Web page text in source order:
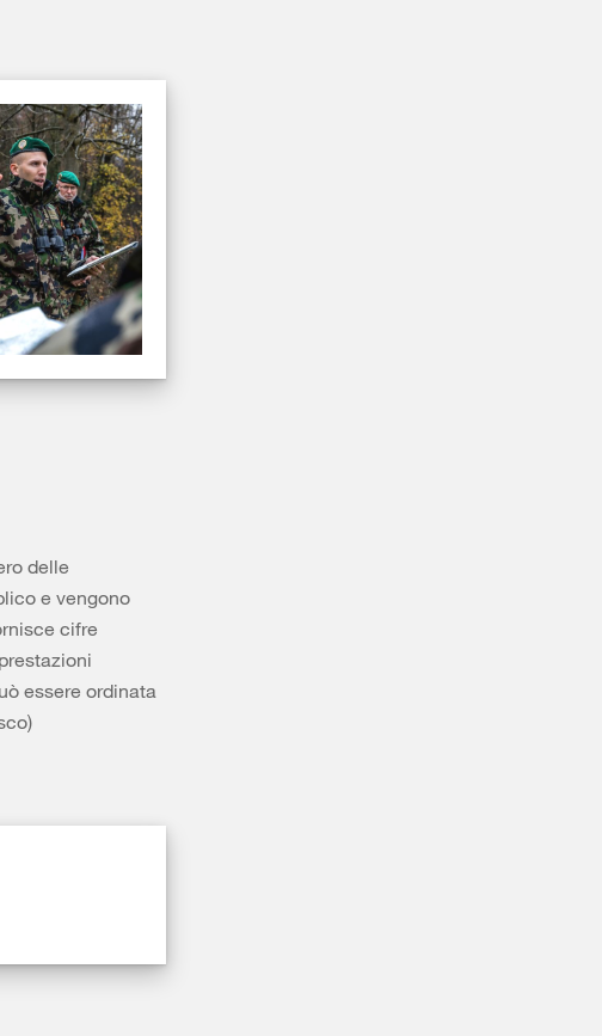
delle
e vengono
cifre
essere ordinata